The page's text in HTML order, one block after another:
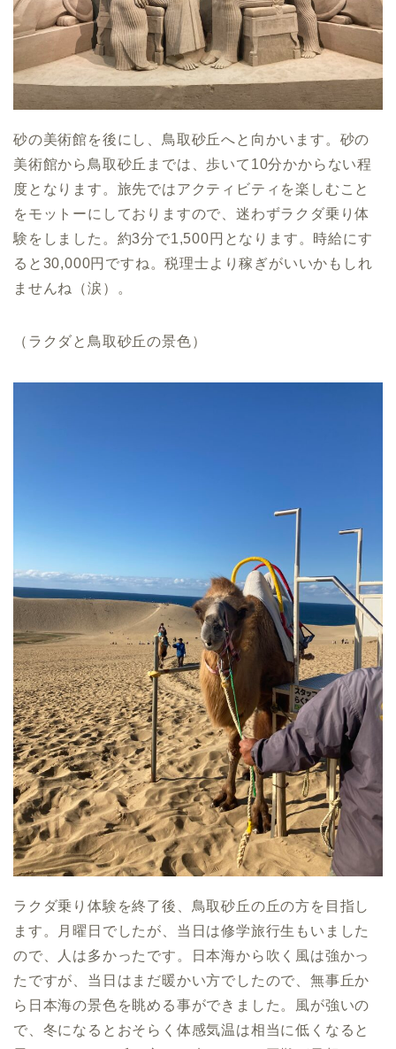
砂の美術館を後にし、鳥取砂丘へと向かいます。砂の
美術館から鳥取砂丘までは、歩いて10分かからない程
度となります。旅先ではアクティビティを楽しむこと
をモットーにしておりますので、迷わずラクダ乗り体
験をしました。約3分で1,500円となります。時給にす
ると30,000円ですね。税理士より稼ぎがいいかもしれ
ませんね（涙）。
（ラクダと鳥取砂丘の景色）
ラクダ乗り体験を終了後、鳥取砂丘の丘の方を目指し
ます。月曜日でしたが、当日は修学旅行生もいました
ので、人は多かったです。日本海から吹く風は強かっ
たですが、当日はまだ暖かい方でしたので、無事丘か
ら日本海の景色を眺める事ができました。風が強いの
で、冬になるとおそらく体感気温は相当に低くなると